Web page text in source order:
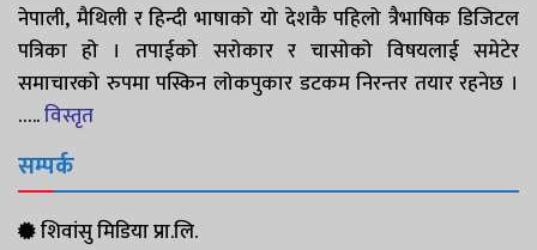
नेपाली, मैथिली र हिन्दी भाषाको यो देशकै पहिलो त्रैभाषिक डिजिटल
पत्रिका हो । तपाईको सरोकार र चासोको विषयलाई समेटेर
समाचारको रुपमा पस्किन लोकपुकार डटकम निरन्तर तयार रहनेछ ।
…..विस्तृत
सम्पर्क
शिवांसु मिडिया प्रा.लि.